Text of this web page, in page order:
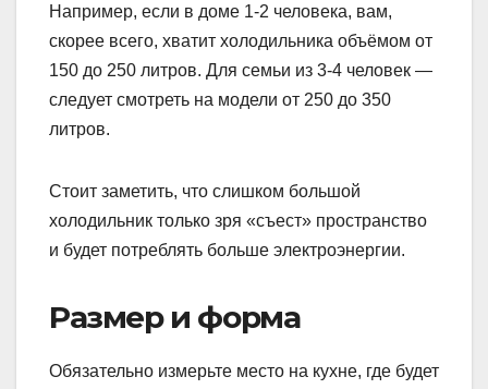
Например, если в доме 1-2 человека, вам,
скорее всего, хватит холодильника объёмом от
150 до 250 литров. Для семьи из 3-4 человек —
следует смотреть на модели от 250 до 350
литров.
Стоит заметить, что слишком большой
холодильник только зря «съест» пространство
и будет потреблять больше электроэнергии.
Размер и форма
Обязательно измерьте место на кухне, где будет